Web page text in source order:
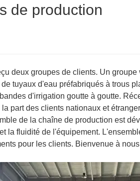
de production
deux groupes de clients. Un
tuyaux d'eau préfabriqués à trous
d'irrigation goutte à goutte.
part des clients nationaux et
de la chaîne de production est
la fluidité de l'équipement.
pour les clients. Bienvenue à